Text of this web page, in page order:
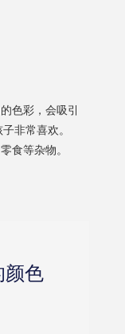
色彩，会吸引
非常喜欢。
食等杂物。
色